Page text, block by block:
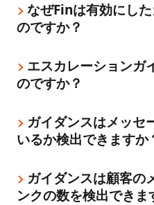
なぜFinは有効にし
のですか？
エスカレーションガ
のですか？
ガイダンスはメッセ
いるか検出できますか
ガイダンスは顧客の
ンクの数を検出できま